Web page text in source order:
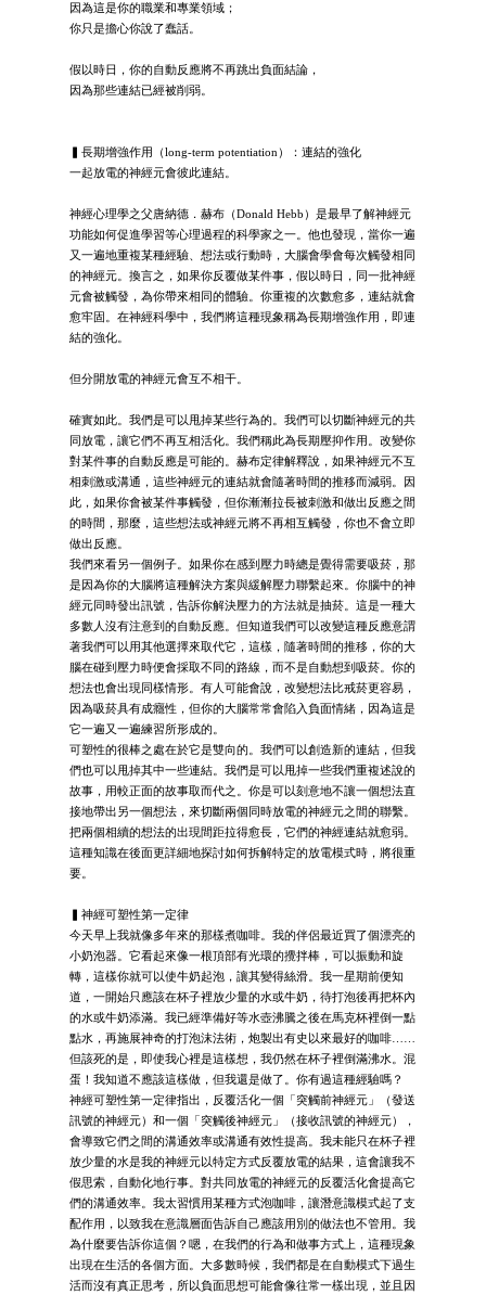
因為這是你的職業和專業領域；
你只是擔心你說了蠢話。
假以時日，你的自動反應將不再跳出負面結論，
因為那些連結已經被削弱。
▍長期增強作用（long-term potentiation）：連結的強化
一起放電的神經元會彼此連結。
神經心理學之父唐納德．赫布（Donald Hebb）是最早了解神經元
功能如何促進學習等心理過程的科學家之一。他也發現，當你一遍
又一遍地重複某種經驗、想法或行動時，大腦會學會每次觸發相同
的神經元。換言之，如果你反覆做某件事，假以時日，同一批神經
元會被觸發，為你帶來相同的體驗。你重複的次數愈多，連結就會
愈牢固。在神經科學中，我們將這種現象稱為長期增強作用，即連
結的強化。
但分開放電的神經元會互不相干。
確實如此。我們是可以甩掉某些行為的。我們可以切斷神經元的共
同放電，讓它們不再互相活化。我們稱此為長期壓抑作用。改變你
對某件事的自動反應是可能的。赫布定律解釋說，如果神經元不互
相刺激或溝通，這些神經元的連結就會隨著時間的推移而減弱。因
此，如果你會被某件事觸發，但你漸漸拉長被刺激和做出反應之間
的時間，那麼，這些想法或神經元將不再相互觸發，你也不會立即
做出反應。
我們來看另一個例子。如果你在感到壓力時總是覺得需要吸菸，那
是因為你的大腦將這種解決方案與緩解壓力聯繫起來。你腦中的神
經元同時發出訊號，告訴你解決壓力的方法就是抽菸。這是一種大
多數人沒有注意到的自動反應。但知道我們可以改變這種反應意謂
著我們可以用其他選擇來取代它，這樣，隨著時間的推移，你的大
腦在碰到壓力時便會採取不同的路線，而不是自動想到吸菸。你的
想法也會出現同樣情形。有人可能會說，改變想法比戒菸更容易，
因為吸菸具有成癮性，但你的大腦常常會陷入負面情緒，因為這是
它一遍又一遍練習所形成的。
可塑性的很棒之處在於它是雙向的。我們可以創造新的連結，但我
們也可以甩掉其中一些連結。我們是可以甩掉一些我們重複述說的
故事，用較正面的故事取而代之。你是可以刻意地不讓一個想法直
接地帶出另一個想法，來切斷兩個同時放電的神經元之間的聯繫。
把兩個相續的想法的出現間距拉得愈長，它們的神經連結就愈弱。
這種知識在後面更詳細地探討如何拆解特定的放電模式時，將很重
要。
▍神經可塑性第一定律
今天早上我就像多年來的那樣煮咖啡。我的伴侶最近買了個漂亮的
小奶泡器。它看起來像一根頂部有光環的攪拌棒，可以振動和旋
轉，這樣你就可以使牛奶起泡，讓其變得絲滑。我一星期前便知
道，一開始只應該在杯子裡放少量的水或牛奶，待打泡後再把杯內
的水或牛奶添滿。我已經準備好等水壺沸騰之後在馬克杯裡倒一點
點水，再施展神奇的打泡沫法術，炮製出有史以來最好的咖啡……
但該死的是，即使我心裡是這樣想，我仍然在杯子裡倒滿沸水。混
蛋！我知道不應該這樣做，但我還是做了。你有過這種經驗嗎？
神經可塑性第一定律指出，反覆活化一個「突觸前神經元」（發送
訊號的神經元）和一個「突觸後神經元」（接收訊號的神經元），
會導致它們之間的溝通效率或溝通有效性提高。我未能只在杯子裡
放少量的水是我的神經元以特定方式反覆放電的結果，這會讓我不
假思索，自動化地行事。對共同放電的神經元的反覆活化會提高它
們的溝通效率。我太習慣用某種方式泡咖啡，讓潛意識模式起了支
配作用，以致我在意識層面告訴自己應該用別的做法也不管用。我
為什麼要告訴你這個？嗯，在我們的行為和做事方式上，這種現象
出現在生活的各個方面。大多數時候，我們都是在自動模式下過生
活而沒有真正思考，所以負面思想可能會像往常一樣出現，並且因